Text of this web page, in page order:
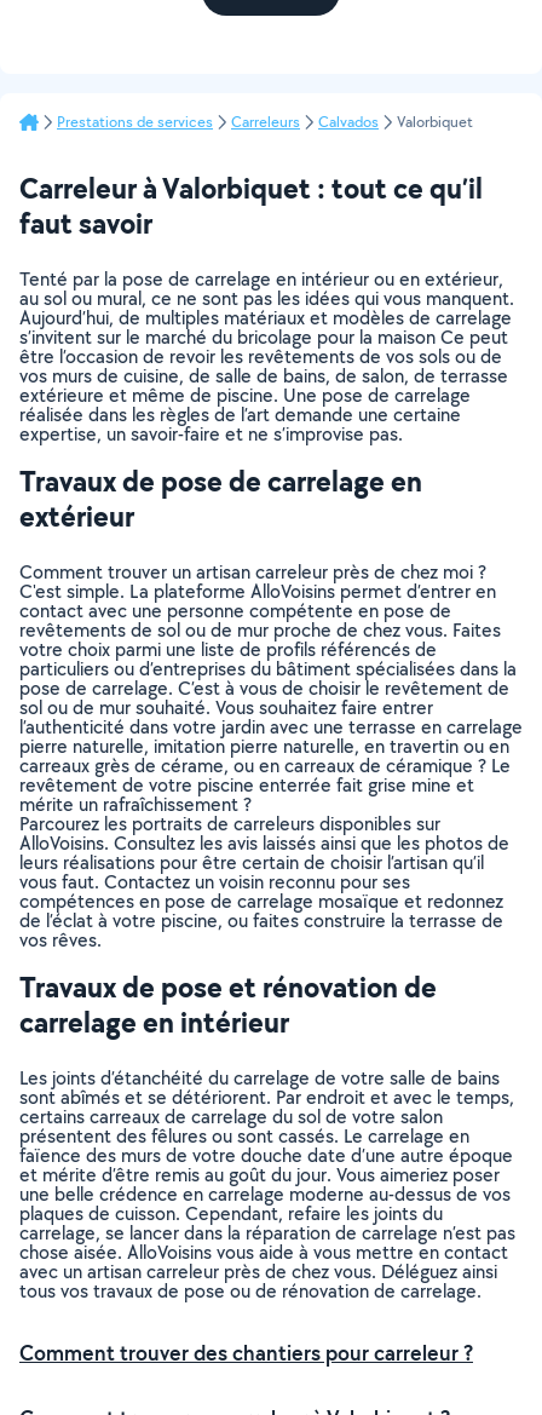
Prestations de services Carreleurs Calvados Valorbiquet
Carreleur à Valorbiquet : tout ce qu’il
faut savoir
Tenté par la pose de carrelage en intérieur ou en extérieur,
au sol ou mural, ce ne sont pas les idées qui vous manquent.
Aujourd’hui, de multiples matériaux et modèles de carrelage
s’invitent sur le marché du bricolage pour la maison Ce peut
être l’occasion de revoir les revêtements de vos sols ou de
vos murs de cuisine, de salle de bains, de salon, de terrasse
extérieure et même de piscine. Une pose de carrelage
réalisée dans les règles de l’art demande une certaine
expertise, un savoir-faire et ne s’improvise pas.
Travaux de pose de carrelage en
extérieur
Comment trouver un artisan carreleur près de chez moi ?
C'est simple. La plateforme AlloVoisins permet d’entrer en
contact avec une personne compétente en pose de
revêtements de sol ou de mur proche de chez vous. Faites
votre choix parmi une liste de profils référencés de
particuliers ou d’entreprises du bâtiment spécialisées dans la
pose de carrelage. C’est à vous de choisir le revêtement de
sol ou de mur souhaité. Vous souhaitez faire entrer
l’authenticité dans votre jardin avec une terrasse en carrelage
pierre naturelle, imitation pierre naturelle, en travertin ou en
carreaux grès de cérame, ou en carreaux de céramique ? Le
revêtement de votre piscine enterrée fait grise mine et
mérite un rafraîchissement ?
Parcourez les portraits de carreleurs disponibles sur
AlloVoisins. Consultez les avis laissés ainsi que les photos de
leurs réalisations pour être certain de choisir l’artisan qu’il
vous faut. Contactez un voisin reconnu pour ses
compétences en pose de carrelage mosaïque et redonnez
de l’éclat à votre piscine, ou faites construire la terrasse de
vos rêves.
Travaux de pose et rénovation de
carrelage en intérieur
Les joints d’étanchéité du carrelage de votre salle de bains
sont abîmés et se détériorent. Par endroit et avec le temps,
certains carreaux de carrelage du sol de votre salon
présentent des fêlures ou sont cassés. Le carrelage en
faïence des murs de votre douche date d’une autre époque
et mérite d’être remis au goût du jour. Vous aimeriez poser
une belle crédence en carrelage moderne au-dessus de vos
plaques de cuisson. Cependant, refaire les joints du
carrelage, se lancer dans la réparation de carrelage n’est pas
chose aisée. AlloVoisins vous aide à vous mettre en contact
avec un artisan carreleur près de chez vous. Déléguez ainsi
tous vos travaux de pose ou de rénovation de carrelage.
Comment trouver des chantiers pour carreleur ?